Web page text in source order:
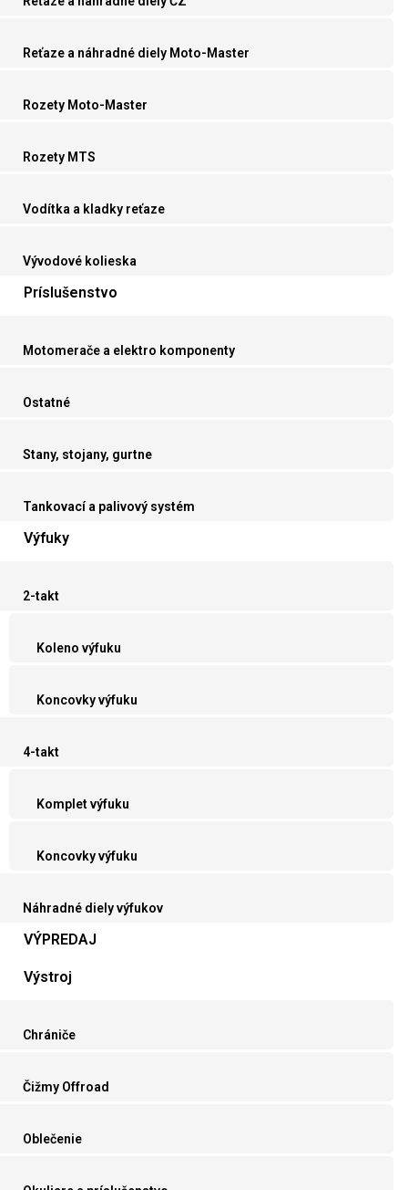
Reťaze a náhradné diely Moto-Master
Rozety Moto-Master
Rozety MTS
Vodítka a kladky reťaze
Vývodové kolieska
Príslušenstvo
Motomerače a elektro komponenty
Ostatné
Stany, stojany, gurtne
Tankovací a palivový systém
Výfuky
2-takt
Koleno výfuku
Koncovky výfuku
4-takt
Komplet výfuku
Koncovky výfuku
Náhradné diely výfukov
VÝPREDAJ
Výstroj
Chrániče
Čižmy Offroad
Oblečenie